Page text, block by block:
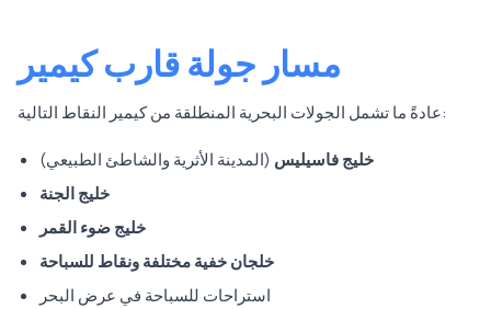
مسار جولة قارب كيمير
عادةً ما تشمل الجولات البحرية المنطلقة من كيمير النقاط التالية:
خليج فاسيليس (المدينة الأثرية والشاطئ الطبيعي)
خليج الجنة
خليج ضوء القمر
خلجان خفية مختلفة ونقاط للسباحة
استراحات للسباحة في عرض البحر